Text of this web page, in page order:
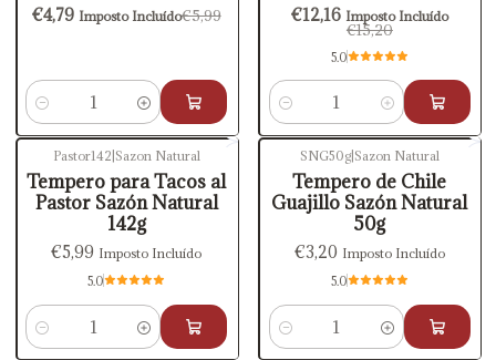
€4,79 Imposto Incluído€5,99
Quantidade
€12,16 Imposto Incluído
€15,20
5.0
Quantidade
Pastor142 Sazon Natural
Tempero para Tacos al
Pastor Sazón Natural
142g
€5,99 Imposto Incluído
5.0
Quantidade
SNG50g| Sazon Natural
Tempero de Chile
Guajillo Sazón Natural
50g
€3,20 Imposto Incluído
5.0
Quantidade